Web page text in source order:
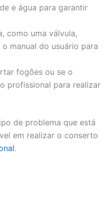
e água para garantir
como uma válvula,
manual do usuário para
fogões ou se o
profissional para realizar
de problema que está
em realizar o conserto
.